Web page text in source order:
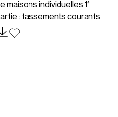
maisons individuelles 1°
: tassements courants